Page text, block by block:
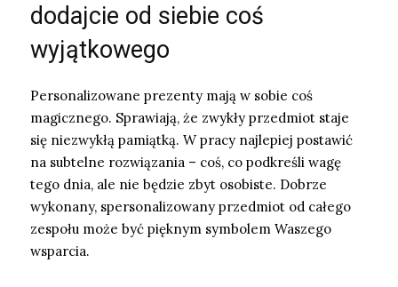
dodajcie od siebie coś
wyjątkowego
Personalizowane prezenty mają w sobie coś
magicznego. Sprawiają, że zwykły przedmiot staje
się niezwykłą pamiątką. W pracy najlepiej postawić
na subtelne rozwiązania – coś, co podkreśli wagę
tego dnia, ale nie będzie zbyt osobiste. Dobrze
wykonany, spersonalizowany przedmiot od całego
zespołu może być pięknym symbolem Waszego
wsparcia.